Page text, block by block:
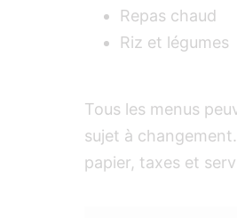
Repas chaud
Riz et légumes
Tous les menus
sujet à
papier, taxes et